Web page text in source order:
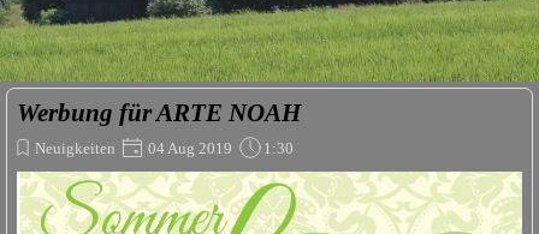
Werbung für ARTE NOAH
Neuigkeiten 04 Aug 2019 1:30